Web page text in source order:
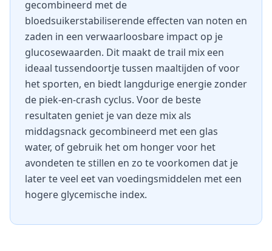
gecombineerd met de
bloedsuikerstabiliserende effecten van noten en
zaden in een verwaarloosbare impact op je
glucosewaarden. Dit maakt de trail mix een
ideaal tussendoortje tussen maaltijden of voor
het sporten, en biedt langdurige energie zonder
de piek-en-crash cyclus. Voor de beste
resultaten geniet je van deze mix als
middagsnack gecombineerd met een glas
water, of gebruik het om honger voor het
avondeten te stillen en zo te voorkomen dat je
later te veel eet van voedingsmiddelen met een
hogere glycemische index.